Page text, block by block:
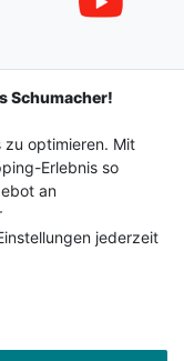
AGB
Alle Rechte
Schumacher!
zu optimieren. Mit
Erlebnis so
an
jederzeit